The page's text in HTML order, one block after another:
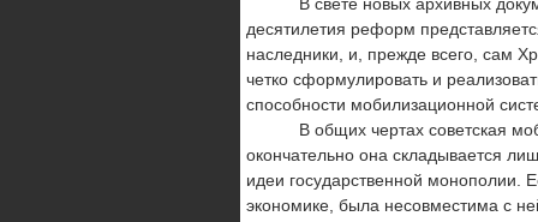
десятилетия реформ
наследники, и, прежде всего, сам
четко сформулировать и
способности мобилизаци­онной
В общих чертах советская
окончательно она складыва­ется
идеи государственной монополии.
экономике, была несовместима с